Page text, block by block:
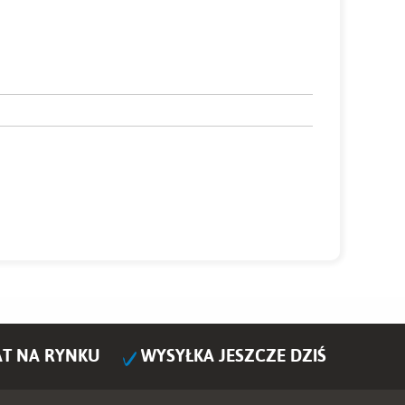
NA RYNKU WYSYŁKA JESZCZE DZIŚ